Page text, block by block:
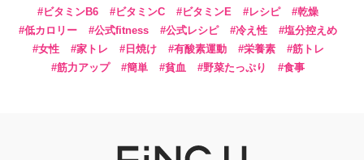
ビタミンB6
ビタミンC ビタミンE レシピ
乾燥
低カロリー
公式fitness 公式レシピ 冷え性
塩分控えめ
女性
家トレ 日焼け 有酸素運動 栄養素
筋トレ
筋力アップ
簡単 貧血 野菜たっぷり 食事